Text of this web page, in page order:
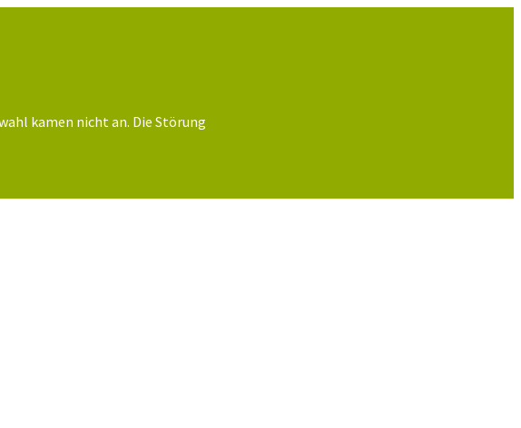
kamen nicht an. Die Störung